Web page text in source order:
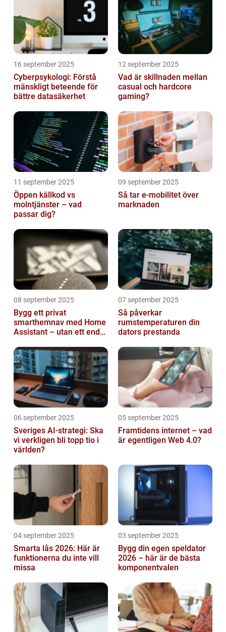
16 september 2025
Cyberpsykologi: Förstå
mänskligt beteende för
bättre datasäkerhet
12 september 2025
Vad är skillnaden mellan
casual och hardcore
gaming?
11 september 2025
Öppen källkod vs
molntjänster – vad
passar dig?
09 september 2025
Så tar e-mobilitet över
marknaden
08 september 2025
Bygg ett privat
smarthemnav med Home
Assistant – utan ett enda
07 september 2025
Så påverkar
rumstemperaturen din
dators prestanda
06 september 2025
Sveriges AI-strategi: Ska
vi verkligen bli topp tio i
världen?
05 september 2025
Framtidens internet – vad
är egentligen Web 4.0?
04 september 2025
Smarta lås 2026: Här är
funktionerna du inte vill
missa
03 september 2025
Bygg din egen speldator
2026 – här är de bästa
komponentvalen